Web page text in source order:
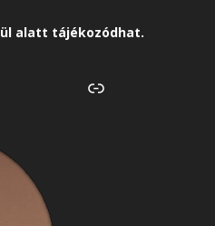
alatt tájékozódhat.
Link